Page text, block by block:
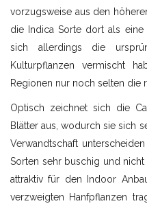
vorzugsweise aus den
die Indica Sorte dort als
sich allerdings die
Kulturpflanzen vermischt
Regionen nur noch selten die
Optisch zeichnet sich die
Blätter aus, wodurch sie sich
Verwandtschaft
Sorten sehr buschig und
attraktiv für den Indoor
verzweigten Hanfpflanzen